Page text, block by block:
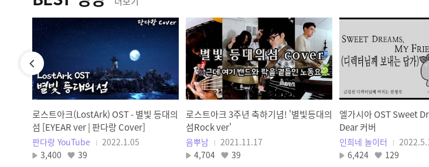
로스트아크(LostArk) OST - 별빛 등대의
섬 [EYEAR ver | 판다랑 Cover]
판다랑 YouTube
2022.1.05
3,400
39
로스트아크 3주년 축하기념! '별빛등대의
섬Rock ver'
음뿌남
2021.11.17
4,704
39
엘가시아 OST Sweet
Dear 커버
인희네 놀이터
6,424
129